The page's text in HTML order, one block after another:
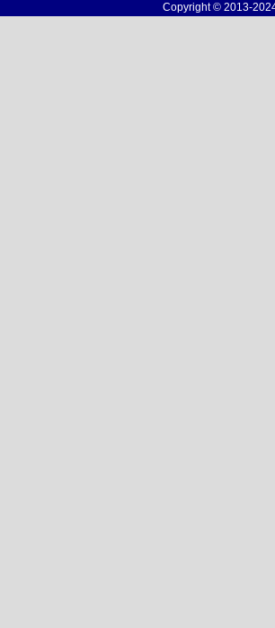
Copyright © 2013-